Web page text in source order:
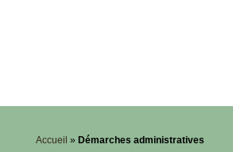
Accueil » Démarches administratives